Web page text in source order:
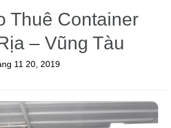
Thuê Container
– Vũng Tàu
11 20, 2019